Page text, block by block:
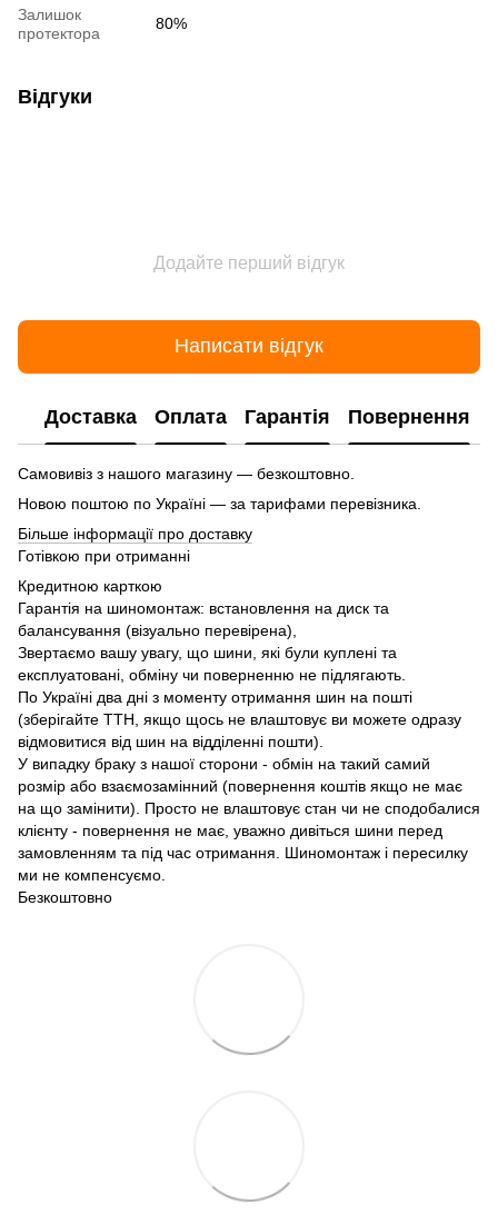
Залишок
протектора
80%
Відгуки
Додайте перший відгук
Написати відгук
Доставка Оплата Гарантія Повернення
Самовивіз з нашого магазину — безкоштовно.
Новою поштою по Україні — за тарифами перевізника.
Більше інформації про доставку
Готівкою при отриманні
Кредитною карткою
Гарантія на шиномонтаж: встановлення на диск та
балансування (візуально перевірена),
Звертаємо вашу увагу, що шини, які були куплені та
експлуатовані, обміну чи поверненню не підлягають.
По Україні два дні з моменту отримання шин на пошті
(зберігайте ТТН, якщо щось не влаштовує ви можете одразу
відмовитися від шин на відділенні пошти).
У випадку браку з нашої сторони - обмін на такий самий
розмір або взаємозамінний (повернення коштів якщо не має
на що замінити). Просто не влаштовує стан чи не сподобалися
клієнту - повернення не має, уважно дивіться шини перед
замовленням та під час отримання. Шиномонтаж і пересилку
ми не компенсуємо.
Безкоштовно